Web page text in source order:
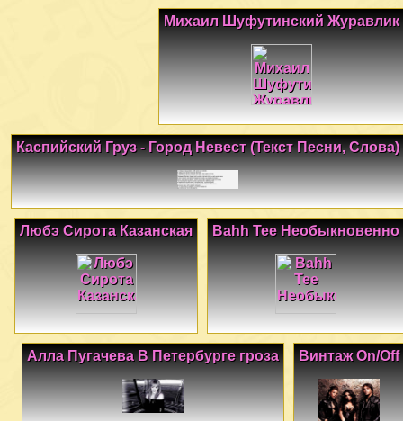
Михаил Шуфутинский Журавлик
Каспийский Груз - Город Невест (Текст Песни, Слова)
Bahh Tee Необыкновенно
Любэ Сирота Казанская
Винтаж Оn/Off
Алла Пугачева В Петербурге гроза